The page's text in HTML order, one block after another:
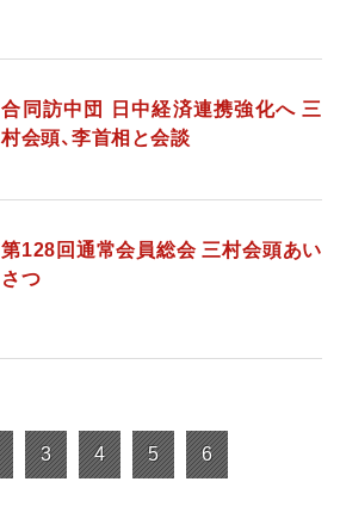
合同訪中団 日中経済連携強化へ 三
村会頭、李首相と会談
第128回通常会員総会 三村会頭あい
さつ
3 4 5 6